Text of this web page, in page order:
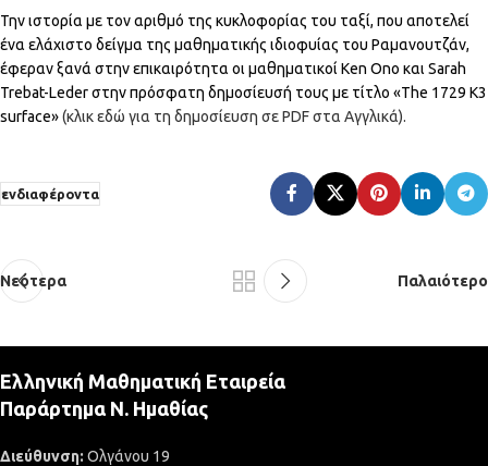
Την ιστορία με τον αριθμό της κυκλοφορίας του ταξί, που αποτελεί
ένα ελάχιστο δείγμα της μαθηματικής ιδιοφυίας του Ραμανουτζάν,
έφεραν ξανά στην επικαιρότητα οι μαθηματικοί Ken Ono και Sarah
Trebat-Leder στην πρόσφατη δημοσίευσή τους με τίτλο «The 1729 K3
surface»(κλικ εδώ για τη δημοσίευση σε PDF στα Αγγλικά).
ενδιαφέροντα
Νεότερα Παλαιότερο
Ελληνική Μαθηματική Εταιρεία
Παράρτημα Ν. Ημαθίας
Διεύθυνση: Ολγάνου 19